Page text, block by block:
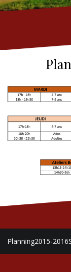
Navigation
de
Planning2015-